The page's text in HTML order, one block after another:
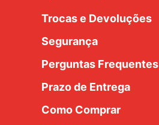
Trocas e Devoluções
Segurança
Perguntas Frequentes
Prazo de Entrega
Como Comprar